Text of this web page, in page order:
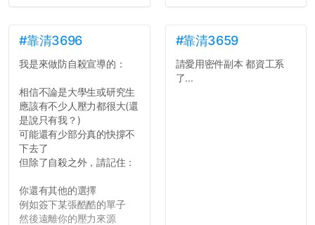
#靠清3696
我是來做防自殺宣導的：
相信不論是大學生或研究生
應該有不少人壓力都很大(還
是說只有我？)
可能還有少部分真的快撐不
下去了
但除了自殺之外，請記住：
你還有其他的選擇
例如簽下某張酷酷的單子
然後遠離你的壓力來源
#靠清3659
請愛用密件副本 都資工系
了...